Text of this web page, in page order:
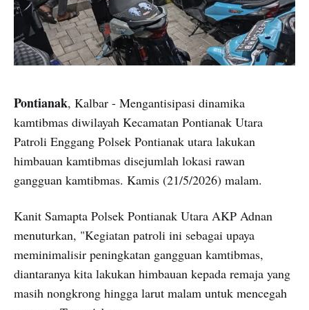
Pontianak, Kalbar - Mengantisipasi dinamika
kamtibmas diwilayah Kecamatan Pontianak Utara
Patroli Enggang Polsek Pontianak utara lakukan
himbauan kamtibmas disejumlah lokasi rawan
gangguan kamtibmas. Kamis (21/5/2026) malam.
Kanit Samapta Polsek Pontianak Utara AKP Adnan
menuturkan, "Kegiatan patroli ini sebagai upaya
meminimalisir peningkatan gangguan kamtibmas,
diantaranya kita lakukan himbauan kepada remaja yang
masih nongkrong hingga larut malam untuk mencegah